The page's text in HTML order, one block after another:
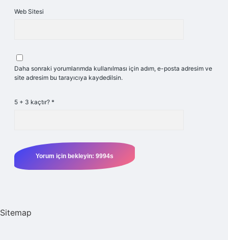
Web Sitesi
Daha sonraki yorumlarımda kullanılması için adım, e-posta adresim ve
site adresim bu tarayıcıya kaydedilsin.
5 + 3 kaçtır? *
Sitemap